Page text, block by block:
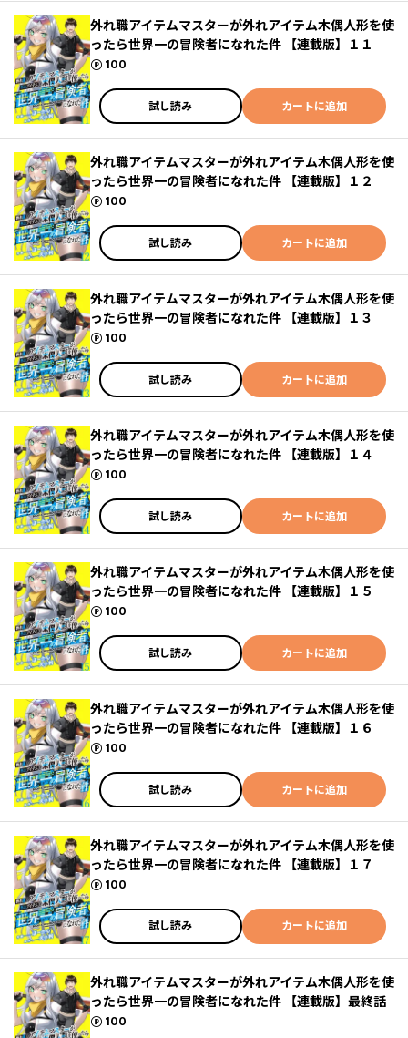
外れ職アイテムマスターが外れアイテム木偶人形を使
ったら世界一の冒険者になれた件 【連載版】１１
100
ポイント
試し読み カートに追加
外れ職アイテムマスターが外れアイテム木偶人形を使
ったら世界一の冒険者になれた件 【連載版】１２
100
ポイント
試し読み カートに追加
外れ職アイテムマスターが外れアイテム木偶人形を使
ったら世界一の冒険者になれた件 【連載版】１３
100
ポイント
試し読み カートに追加
外れ職アイテムマスターが外れアイテム木偶人形を使
ったら世界一の冒険者になれた件 【連載版】１４
100
ポイント
試し読み カートに追加
外れ職アイテムマスターが外れアイテム木偶人形を使
ったら世界一の冒険者になれた件 【連載版】１５
100
ポイント
試し読み カートに追加
外れ職アイテムマスターが外れアイテム木偶人形を使
ったら世界一の冒険者になれた件 【連載版】１６
100
ポイント
試し読み カートに追加
外れ職アイテムマスターが外れアイテム木偶人形を使
ったら世界一の冒険者になれた件 【連載版】１７
100
ポイント
試し読み カートに追加
外れ職アイテムマスターが外れアイテム木偶人形を使
ったら世界一の冒険者になれた件 【連載版】最終話
100
ポイント